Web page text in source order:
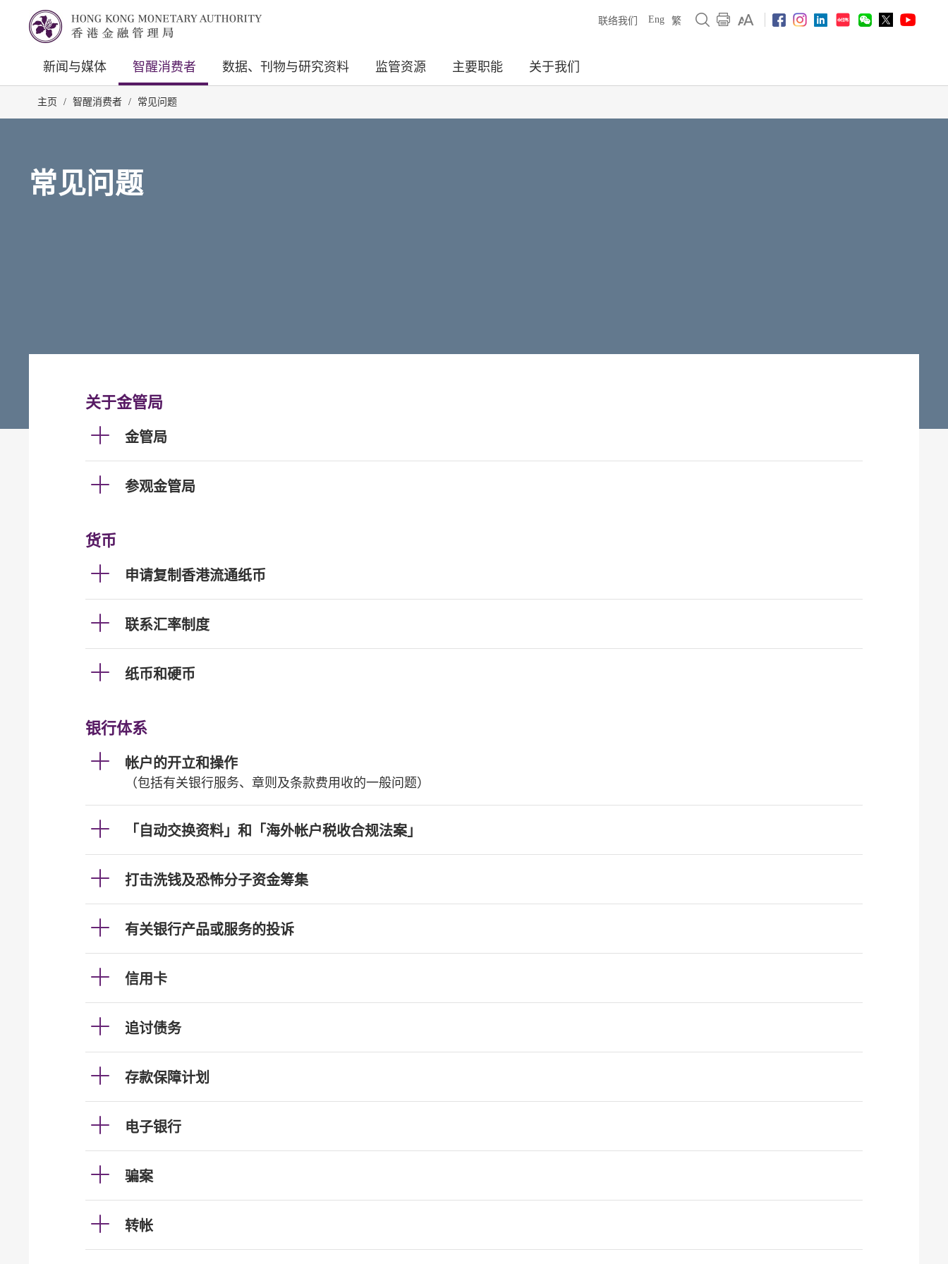
联络我们 Eng 繁
新闻与媒体 智醒消费者 数据、刊物与研究资料 监管资源 主要职能 关于我们
主页 / 智醒消费者 / 常见问题
常见问题
关于金管局
金管局
参观金管局
货币
申请复制香港流通纸币
联系汇率制度
纸币和硬币
银行体系
帐户的开立和操作
（包括有关银行服务、章则及条款费用收的一般问题）
「自动交换资料」和「海外帐户税收合规法案」
打击洗钱及恐怖分子资金筹集
有关银行产品或服务的投诉
信用卡
追讨债务
存款保障计划
电子银行
骗案
转帐